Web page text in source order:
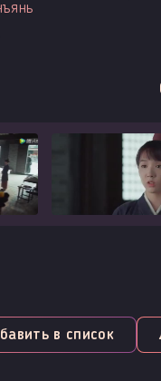
в список